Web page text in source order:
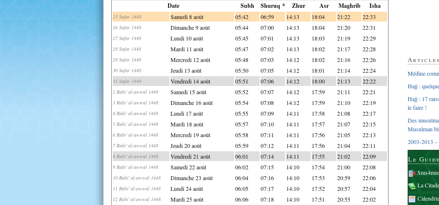
Date Subh Shuruq * Zhur Asr Maghrib Isha
25 Safar 1448 Samedi 8 août 05:42 06:59 14:13 18:04 21:22 22:33
26 Safar 1448 Dimanche 9 août 05:44 07:00 14:13 18:04 21:20 22:31
27 Safar 1448 Lundi 10 août 05:45 07:01 14:13 18:03 21:19 22:29
28 Safar 1448 Mardi 11 août 05:47 07:02 14:13 18:02 21:17 22:28
29 Safar 1448 Mercredi 12 août 05:48 07:03 14:12 18:02 21:16 22:26
30 Safar 1448 Jeudi 13 août 05:50 07:05 14:12 18:01 21:14 22:24
31 Safar 1448 Vendredi 14 août 05:51 07:06 14:12 18:00 21:13 22:22
2 Rabi' al-awwal 1448 Samedi 15 août 05:52 07:07 14:12 17:59 21:11 22:21
3 Rabi' al-awwal 1448 Dimanche 16 août 05:54 07:08 14:12 17:59 21:10 22:19
4 Rabi' al-awwal 1448 Lundi 17 août 05:55 07:09 14:11 17:58 21:08 22:17
5 Rabi' al-awwal 1448 Mardi 18 août 05:57 07:10 14:11 17:57 21:07 22:15
6 Rabi' al-awwal 1448 Mercredi 19 août 05:58 07:11 14:11 17:56 21:05 22:13
7 Rabi' al-awwal 1448 Jeudi 20 août 05:59 07:12 14:11 17:56 21:04 22:11
8 Rabi' al-awwal 1448 Vendredi 21 août 06:01 07:14 14:11 17:55 21:02 22:09
9 Rabi' al-awwal 1448 Samedi 22 août 06:02 07:15 14:10 17:54 21:00 22:08
10 Rabi' al-awwal 1448 Dimanche 23 août 06:04 07:16 14:10 17:53 20:59 22:06
11 Rabi' al-awwal 1448 Lundi 24 août 06:05 07:17 14:10 17:52 20:57 22:04
12 Rabi' al-awwal 1448 Mardi 25 août 06:06 07:18 14:10 17:51 20:55 22:02
Médine
Hajj :
Hajj : 17
le faire !
Des
Musulman
2003-2013 –
Le
La